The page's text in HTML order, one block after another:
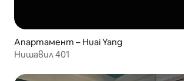
Апартамент – Huai Yang
Нишавил 401